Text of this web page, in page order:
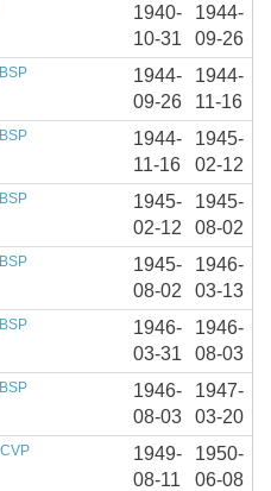
1940-
10-31
1944-
09-26
1944-
09-26
1944-
11-16
1944-
11-16
1945-
02-12
1945-
02-12
1945-
08-02
1945-
08-02
1946-
03-13
1946-
03-31
1946-
08-03
1946-
08-03
1947-
03-20
1949-
08-11
1950-
06-08